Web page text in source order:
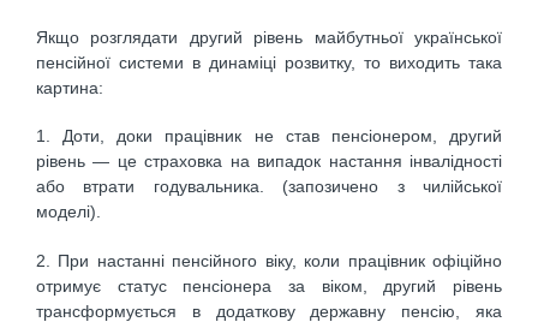
Якщо розглядати другий рівень майбутньої української
пенсійної системи в динаміці розвитку, то виходить така
картина:
1. Доти, доки працівник не став пенсіонером, другий
рівень — це страховка на випадок настання інвалідності
або втрати годувальника. (запозичено з чилійської
моделі).
2. При настанні пенсійного віку, коли працівник офіційно
отримує статус пенсіонера за віком, другий рівень
трансформується в додаткову державну пенсію, яка